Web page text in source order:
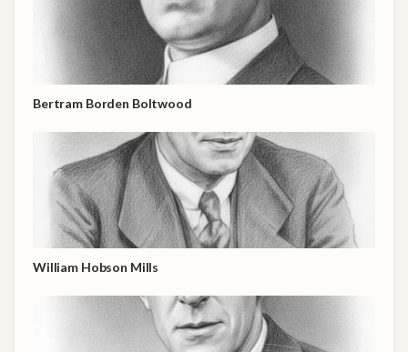
Bertram Borden Boltwood
William Hobson Mills